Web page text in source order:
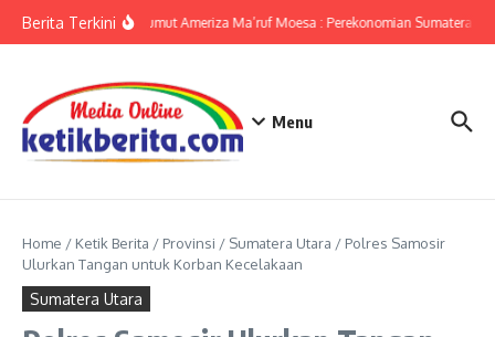
Berita TerkiniKPwBI Sumut Ameriza Ma’ruf Moesa : Perekonomian Sumatera
Menu
Home / Ketik Berita / Provinsi / Sumatera Utara / Polres Samosir
Ulurkan Tangan untuk Korban Kecelakaan
Sumatera Utara